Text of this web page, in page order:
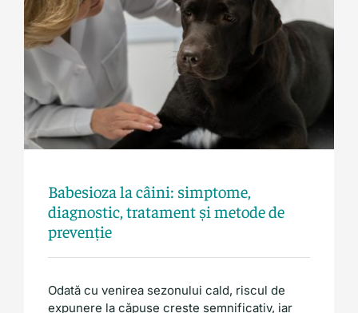
Afecțiuni
Babesioza la câini: simptome,
diagnostic, tratament și metode de
prevenție
Odată cu venirea sezonului cald, riscul de
expunere la căpușe crește semnificativ, iar